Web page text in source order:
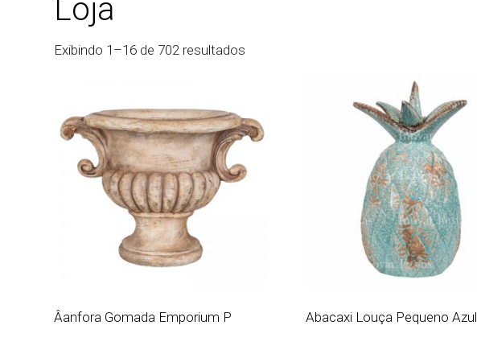
Loja
Exibindo 1–16 de 702 resultados
Âanfora Gomada Emporium P Abacaxi Louça Pequeno Azul